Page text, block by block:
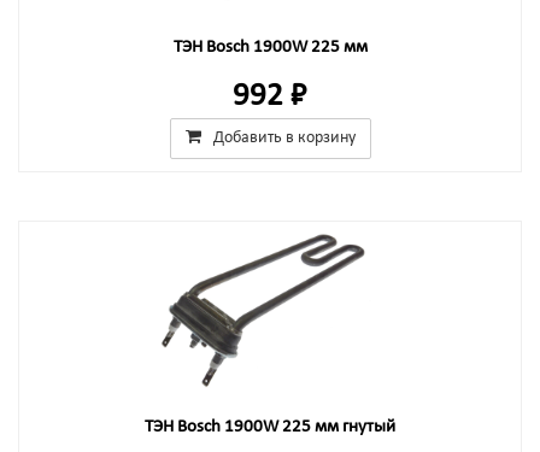
ТЭН Bosch 1900W 225 мм
992 ₽
Добавить в корзину
ТЭН Bosch 1900W 225 мм гнутый